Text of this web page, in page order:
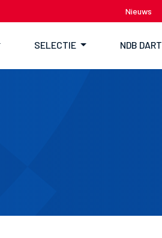
Nieuws
SELECTIE NDB